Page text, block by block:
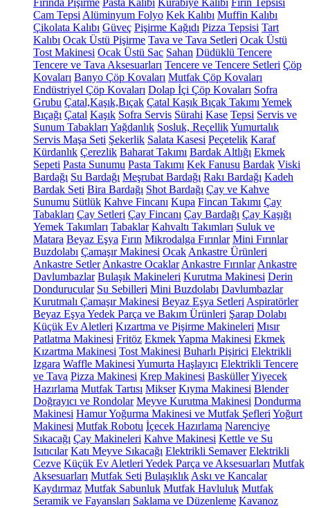
Fırında Pişirme Pasta Kalıbı Kurabiye Kalıbı Fırın Tepsisi
Cam Tepsi Alüminyum Folyo Kek Kalıbı Muffin Kalıbı
Çikolata Kalıbı Güveç Pişirme Kağıdı Pizza Tepsisi Tart
Kalıbı Ocak Üstü Pişirme Tava ve Tava Setleri Ocak Üstü
Tost Makinesi Ocak Üstü Sac Sahan Düdüklü Tencere
Tencere ve Tava Aksesuarları Tencere ve Tencere Setleri Çöp
Kovaları Banyo Çöp Kovaları Mutfak Çöp Kovaları
Endüstriyel Çöp Kovaları Dolap İçi Çöp Kovaları Sofra
Grubu Çatal,Kaşık,Bıçak Çatal Kaşık Bıçak Takımı Yemek
Bıçağı Çatal Kaşık Sofra Servis Sürahi Kase Tepsi Servis ve
Sunum Tabakları Yağdanlık Sosluk, ReçellikYumurtalık
Servis Maşa Seti Şekerlik Salata Kasesi Peçetelik Karaf
Kürdanlık Çerezlik Baharat Takımı Bardak Altlığı Ekmek
Sepeti Pasta Sunumu Pasta Takımı Kek Fanusu Bardak Viski
Bardağı Su Bardağı Meşrubat Bardağı Rakı Bardağı Kadeh
Bardak Seti Bira Bardağı Shot Bardağı Çay ve Kahve
Sunumu Sütlük Kahve Fincanı Kupa Fincan Takımı Çay
Tabakları Çay Setleri Çay Fincanı Çay Bardağı Çay Kaşığı
Yemek Takımları Tabaklar Kahvaltı Takımları Suluk ve
Matara Beyaz Eşya Fırın Mikrodalga Fırınlar Mini Fırınlar
Buzdolabı Çamaşır Makinesi Ocak Ankastre Ürünleri
Ankastre Setler Ankastre Ocaklar Ankastre Fırınlar Ankastre
Davlumbazlar Bulaşık Makineleri Kurutma Makinesi Derin
Dondurucular Su Sebilleri Mini Buzdolabı Davlumbazlar
Kurutmalı Çamaşır Makinesi Beyaz Eşya Setleri Aspiratörler
Beyaz Eşya Yedek Parça ve Bakım Ürünleri Şarap Dolabı
Küçük Ev Aletleri Kızartma ve Pişirme Makineleri Mısır
Patlatma Makinesi Fritöz Ekmek Yapma Makinesi Ekmek
Kızartma Makinesi Tost Makinesi Buharlı Pişirici Elektrikli
Izgara Waffle Makinesi Yumurta Haşlayıcı Elektrikli Tencere
ve Tava Pizza Makinesi Krep Makinesi BasküllerYiyecek
Hazırlama Mutfak Tartısı Mikser Kıyma Makinesi Blender
Doğrayıcı ve Rondolar Meyve Kurutma Makinesi Dondurma
Makinesi Hamur Yoğurma Makinesi ve Mutfak Şefleri Yoğurt
Makinesi Mutfak Robotu İçecek Hazırlama Narenciye
Sıkacağı Çay Makineleri Kahve Makinesi Kettle ve Su
Isıtıcılar Katı Meyve Sıkacağı Elektrikli Semaver Elektrikli
Cezve Küçük Ev Aletleri Yedek Parça ve Aksesuarları Mutfak
Aksesuarları Mutfak Seti Bulaşıklık Askı ve Kancalar
Kaydırmaz Mutfak Sabunluk Mutfak Havluluk Mutfak
Seramik ve Fayansları Saklama ve Düzenleme Kavanoz